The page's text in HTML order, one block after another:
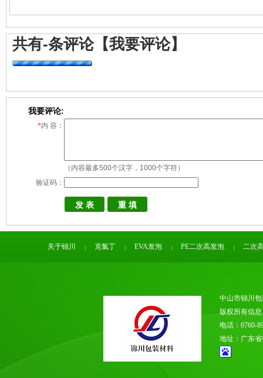
共有-条评论【我要评论】
我要评论:
*内 容：
（内容最多500个汉字，1000个字符）
验证码：
关于锦川 克氯丁 EVA发泡 PE二次高发泡 二次
中山市锦川
版权所有信息
电话：0760-
地址：广东